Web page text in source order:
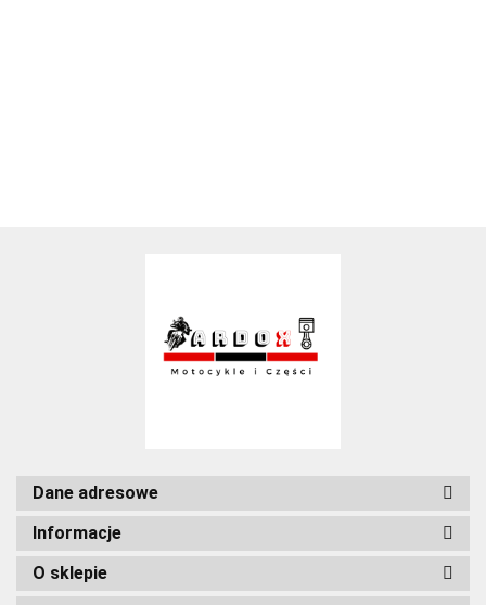
Dane adresowe
Informacje
O sklepie